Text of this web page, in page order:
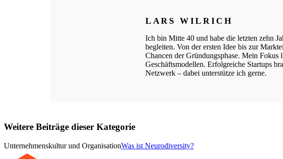
LARS WILRICH
Ich bin Mitte 40 und habe die letzten zehn
begleiten. Von der ersten Idee bis zur
Chancen der Gründungsphase. Mein Fokus
Geschäftsmodellen. Erfolgreiche Startups
Netzwerk – dabei unterstütze ich gerne.
Weitere Beiträge dieser Kategorie
Unternehmenskultur und OrganisationWas ist Neurodiversity?